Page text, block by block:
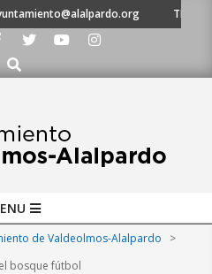
TE
Buscar
de Valdeolmos-Alalpardo
>
bosque fútbol